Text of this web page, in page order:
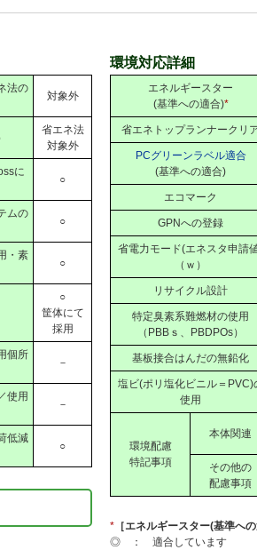
法の
対象外
省エネ法
対象外
に
○
ムの
○
・素
○
○
筐体にて
採用
個所
－
使用
－
低減
○
環境対応詳細
エネルギースター
(基準への適合)*
省エネトップランナークリ
PCグリーンラベル適合
(基準への適合)
エコマーク
GPNへの登録
省電力モード(エネスタ申請
（ｗ）
リサイクル設計
特定臭素系難燃材の使用
（PBBｓ、PBDPOs）
基板接合はんだの無鉛化
塩ビ(ポリ塩化ビニル＝PVC)
使用
環境配慮
特記事項
本体関連
その他の
配慮事項
* ［エネルギースター(基準への
◎ ： 適合しています